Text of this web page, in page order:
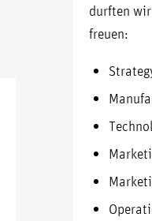
durften
freuen: